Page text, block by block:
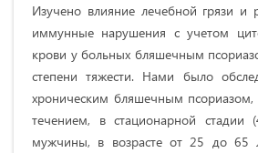
Изучено влияние лечебной грязи и
иммунные нарушения с учетом
крови у больных бляшечным
степени тяжести. Нами было
хроническим бляшечным
течением, в стационарной
мужчины, в возрасте от 25 до 65